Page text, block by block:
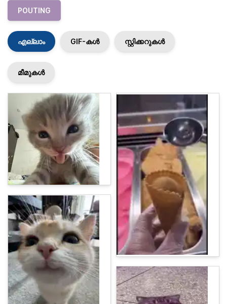
POUTING
എല്ലാം GIF-കൾ സ്റ്റിക്കറുകൾ
മീമുകൾ